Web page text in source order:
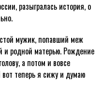
разыгралась история, о
мужик, попавший меж
и родной матерью. Рождение
а потом и вовсе
теперь я сижу и думаю